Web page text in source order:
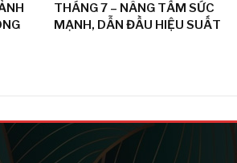
THÁNG 7 – NÂNG TẦM SỨC
MẠNH, DẪN ĐẦU HIỆU SUẤT